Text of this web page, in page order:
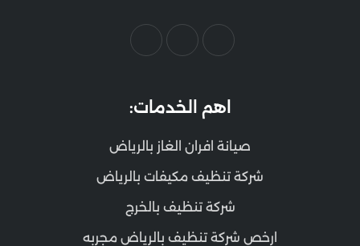
اهم الخدمات:
صيانة افران الغاز بالرياض
شركة تنظيف مكيفات بالرياض
شركة تنظيف بالخرج
ارخص شركة تنظيف بالرياض مجربه